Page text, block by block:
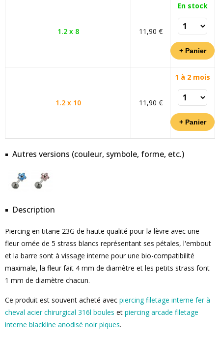
1.2 x 8 11,90 €
En stock
1.2 x 10 11,90 €
1 à 2 mois
Autres versions (couleur, symbole, forme, etc.)
Description
Piercing en titane 23G de haute qualité pour la lèvre avec une
fleur ornée de 5 strass blancs représentant ses pétales, l'embout
et la barre sont à vissage interne pour une bio-compatibilité
maximale, la fleur fait 4 mm de diamètre et les petits strass font
1 mm de diamètre chacun.
Ce produit est souvent acheté avec piercing filetage interne fer à
cheval acier chirurgical 316l boules et piercing arcade filetage
interne blackline anodisé noir piques.